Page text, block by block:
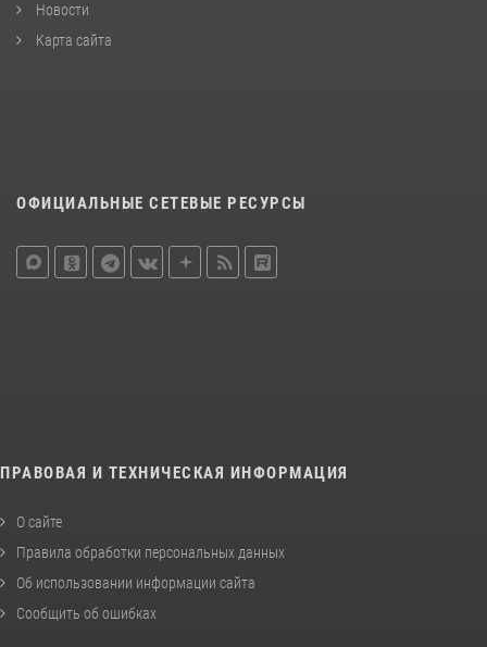
Новости
Карта сайта
ОФИЦИАЛЬНЫЕ СЕТЕВЫЕ РЕСУРСЫ
ПРАВОВАЯ И ТЕХНИЧЕСКАЯ ИНФОРМАЦИЯ
О сайте
Правила обработки персональных данных
Об использовании информации сайта
Сообщить об ошибках